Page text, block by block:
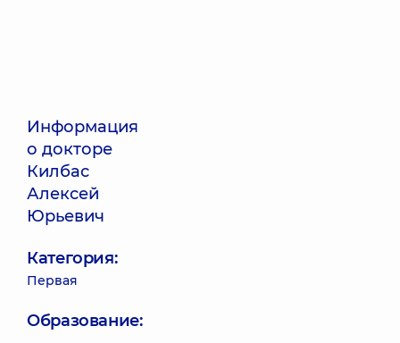
Информация
о докторе
Килбас
Алексей
Юрьевич
Категория:
Первая
Образование: